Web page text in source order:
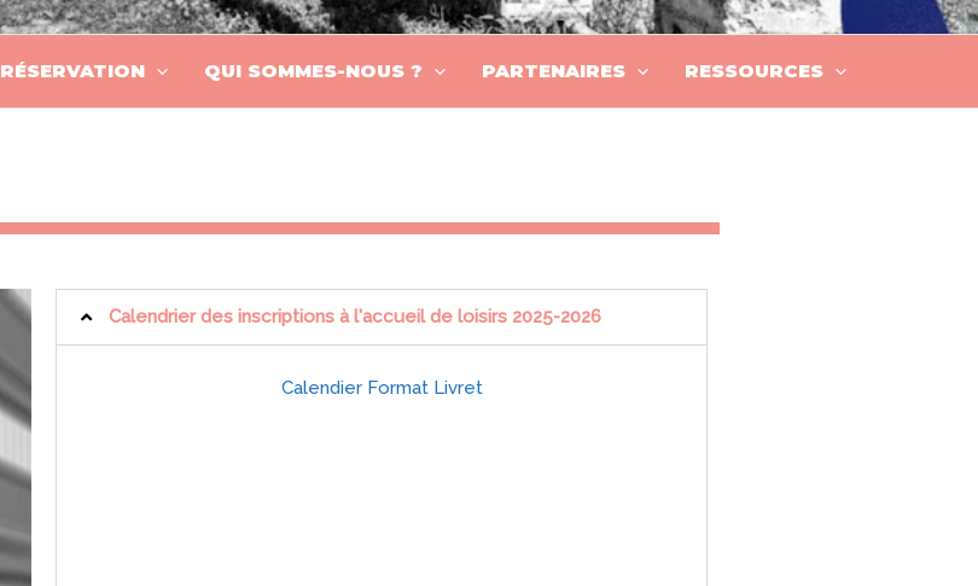
RÉSERVATION QUI SOMMES-NOUS ? PARTENAIRES RESSOURCES
Calendrier des inscriptions à l'accueil de loisirs 2025-2026
Calendier Format Livret